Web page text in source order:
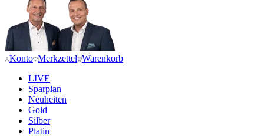
Konto Merkzettel Warenkorb
LIVE
Sparplan
Neuheiten
Gold
Silber
Platin